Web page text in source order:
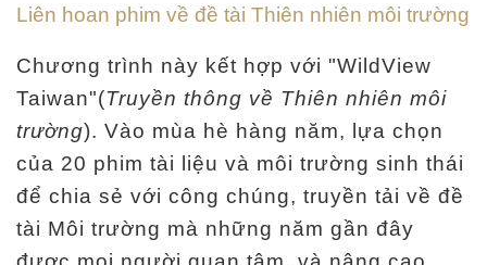
Liên hoan phim về đề tài Thiên nhiên môi trường
Chương trình này kết hợp với "WildView
Taiwan"(Truyền thông về Thiên nhiên môi
trường). Vào mùa hè hàng năm, lựa chọn
của 20 phim tài liệu và môi trường sinh thái
để chia sẻ với công chúng, truyền tải về đề
tài Môi trường mà những năm gần đây